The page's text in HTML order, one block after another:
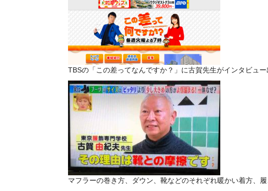
TBSの「この差ってなんですか？」に古賀先生がインタビュー
マフラーの巻き方、ダウン、靴などのそれぞれ暖かい着方、